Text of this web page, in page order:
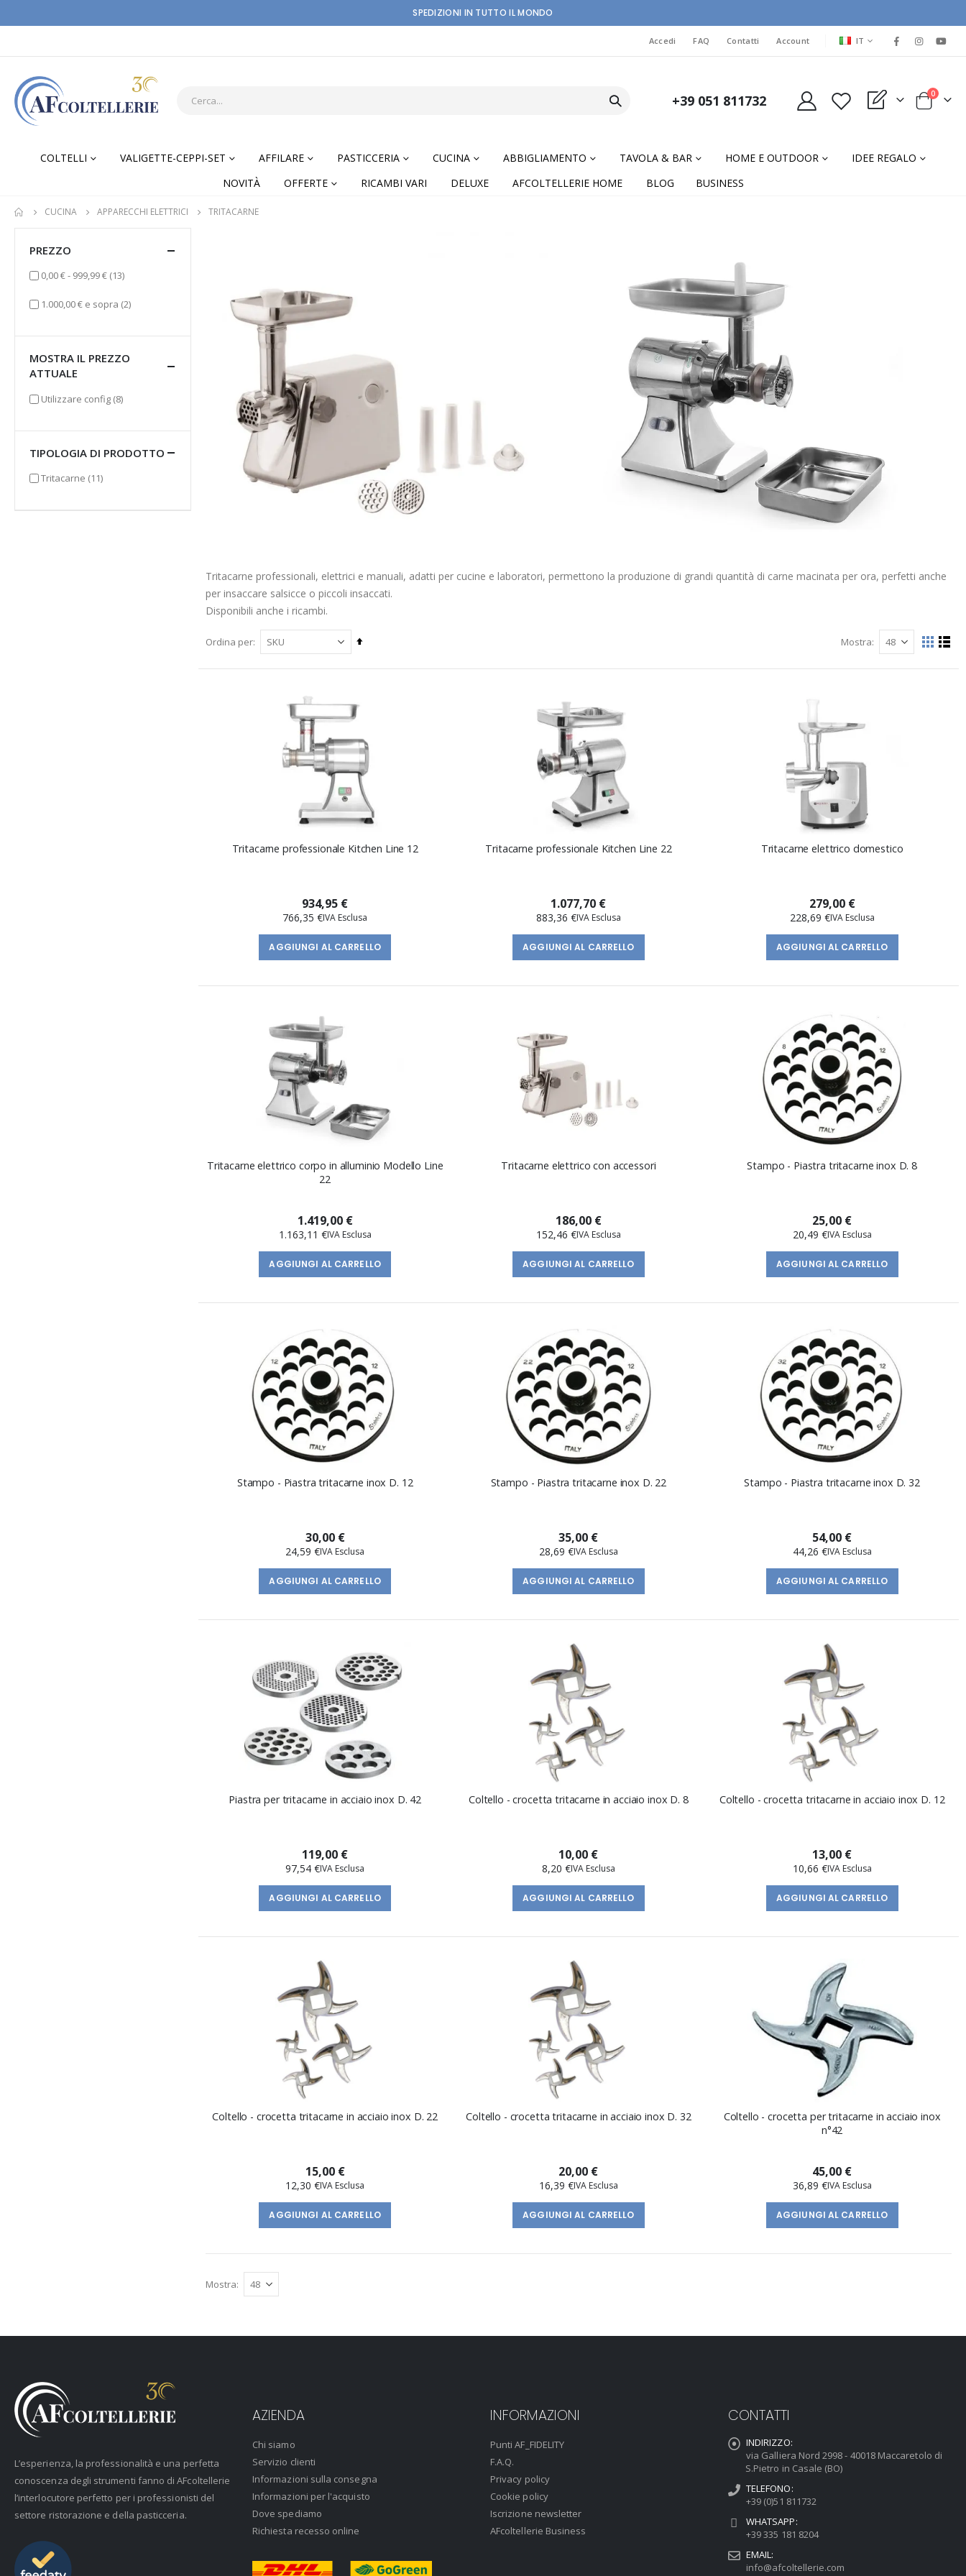
SPEDIZIONI IN TUTTO IL MONDO
Accedi FAQ Contatti Account LINGUA
IT
+39 051 811732 My Quote Cart
0elementi
COLTELLI VALIGETTE-CEPPI-SET AFFILARE PASTICCERIA CUCINA ABBIGLIAMENTO TAVOLA & BAR HOME E OUTDOOR
IDEE REGALO
NOVITÀ
OFFERTE RICAMBI VARI DELUXE AFCOLTELLERIE HOME BLOG BUSINESS
CUCINA APPARECCHI ELETTRICI TRITACARNE
Tritacarne professionali, elettrici e manuali, adatti per cucine e laboratori, permettono la produzione di grandi quantità di carne macinata per ora, perfetti anche
per insaccare salsicce o piccoli insaccati.
Disponibili anche i ricambi.
Ordina per
Imposta
Mostra
Mostra
come
Tritacarne professionale Kitchen Line 12
934,95 €
766,35 €
AGGIUNGI AL CARRELLO
Tritacarne professionale Kitchen Line 22
1.077,70 €
883,36 €
AGGIUNGI AL CARRELLO
Tritacarne elettrico domestico
279,00 €
228,69 €
AGGIUNGI AL CARRELLO
Tritacarne elettrico corpo in alluminio Modello Line
22
1.419,00 €
1.163,11 €
AGGIUNGI AL CARRELLO
Tritacarne elettrico con accessori
186,00 €
152,46 €
AGGIUNGI AL CARRELLO
Stampo - Piastra tritacarne inox D. 8
25,00 €
20,49 €
AGGIUNGI AL CARRELLO
Stampo - Piastra tritacarne inox D. 12
30,00 €
24,59 €
AGGIUNGI AL CARRELLO
Stampo - Piastra tritacarne inox D. 22
35,00 €
28,69 €
AGGIUNGI AL CARRELLO
Stampo - Piastra tritacarne inox D. 32
54,00 €
44,26 €
AGGIUNGI AL CARRELLO
Piastra per tritacarne in acciaio inox D. 42
119,00 €
97,54 €
AGGIUNGI AL CARRELLO
Coltello - crocetta tritacarne in acciaio inox D. 8
10,00 €
8,20 €
AGGIUNGI AL CARRELLO
Coltello - crocetta tritacarne in acciaio inox D. 12
13,00 €
10,66 €
AGGIUNGI AL CARRELLO
Coltello - crocetta tritacarne in acciaio inox D. 22
15,00 €
12,30 €
AGGIUNGI AL CARRELLO
Coltello - crocetta tritacarne in acciaio inox D. 32
20,00 €
16,39 €
AGGIUNGI AL CARRELLO
Coltello - crocetta per tritacarne in acciaio inox
n°42
45,00 €
36,89 €
AGGIUNGI AL CARRELLO
Mostra
PREZZO
0,00 €- 999,99 € (13)elementi
1.000,00 € e sopra (2)elementi
MOSTRA IL PREZZO
ATTUALE
Utilizzare config (8)elementi
TIPOLOGIA DI PRODOTTO
Tritacarne (11)elementi
L’esperienza, la professionalità e una perfetta
conoscenza degli strumenti fanno di AFcoltellerie
l’interlocutore perfetto per i professionisti del
settore ristorazione e della pasticceria.
AZIENDA
Chi siamo
Servizio clienti
Informazioni sulla consegna
Informazioni per l'acquisto
Dove spediamo
Richiesta recesso online
INFORMAZIONI
Punti AF_FIDELITY
F.A.Q.
Privacy policy
Cookie policy
Iscrizione newsletter
AFcoltellerie Business
CONTATTI
INDIRIZZO:
via Galliera Nord 2998 - 40018 Maccaretolo di
S.Pietro in Casale (BO)
TELEFONO:
+39 (0)51 811732
WHATSAPP:
+39 335 181 8204
EMAIL:
info@afcoltellerie.com